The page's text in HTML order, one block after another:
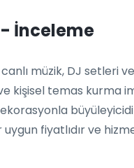
İnceleme
müzik, DJ setleri
kişisel temas
fiyatlıdır ve